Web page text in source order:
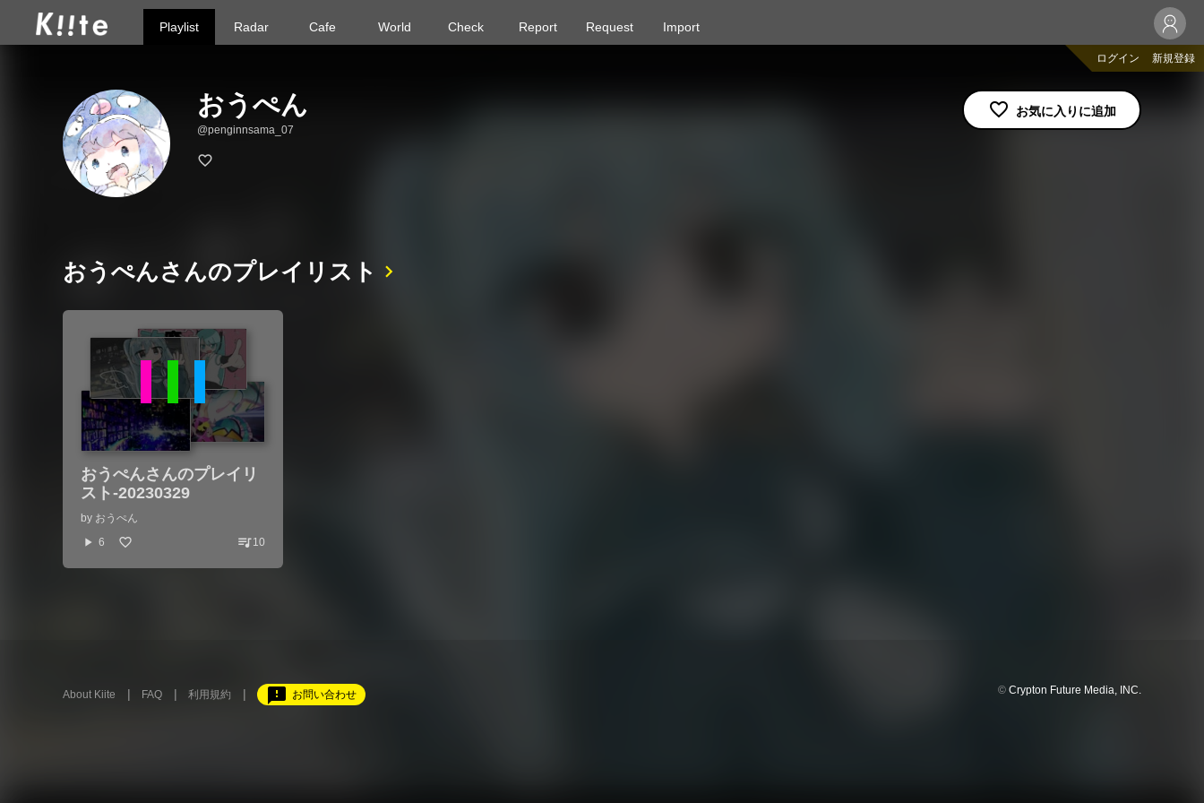
Playlist Radar Cafe World Check Report Request Import
ログイン 新規登録
おうぺん
@penginnsama_07
おうぺんさんのプレイリスト
おうぺんさんのプレイリ
スト-20230329
by おうぺん
play_arrow 6 queue_music10
About Kiite FAQ 利用規約 feedback お問い合わせ © Crypton Future Media, INC.